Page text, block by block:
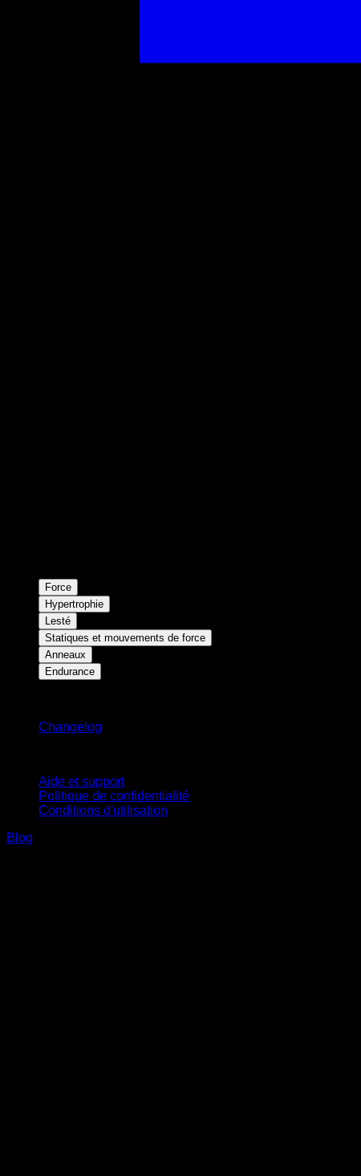
Force
Hypertrophie
Lesté
Statiques et mouvements de force
Anneaux
Endurance
Changelog
Aide et support
Politique de confidentialité
Conditions d'utilisation
Blog